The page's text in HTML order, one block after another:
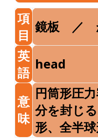
項
目
鏡板 ／
英
語
head
意
味
円筒形圧
分を封じ
形、全半